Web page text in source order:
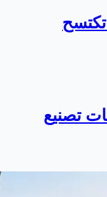
لماذا تكتسح
تصنيع